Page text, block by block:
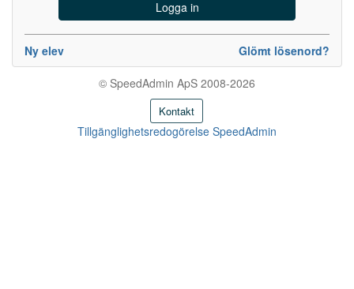
Ny elev Glömt lösenord?
© SpeedAdmin ApS 2008-2026
Kontakt
Tillgänglighetsredogörelse SpeedAdmin